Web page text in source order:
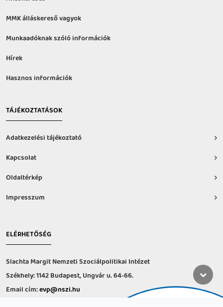
MMK álláskereső vagyok
Munkaadóknak szóló információk
Hírek
Hasznos információk
TÁJÉKOZTATÁSOK
Adatkezelési tájékoztató
Kapcsolat
Oldaltérkép
Impresszum
ELÉRHETŐSÉG
Slachta Margit Nemzeti Szociálpolitikai Intézet
Székhely: 1142 Budapest, Ungvár u. 64-66.
Email cím:evp@nszi.hu